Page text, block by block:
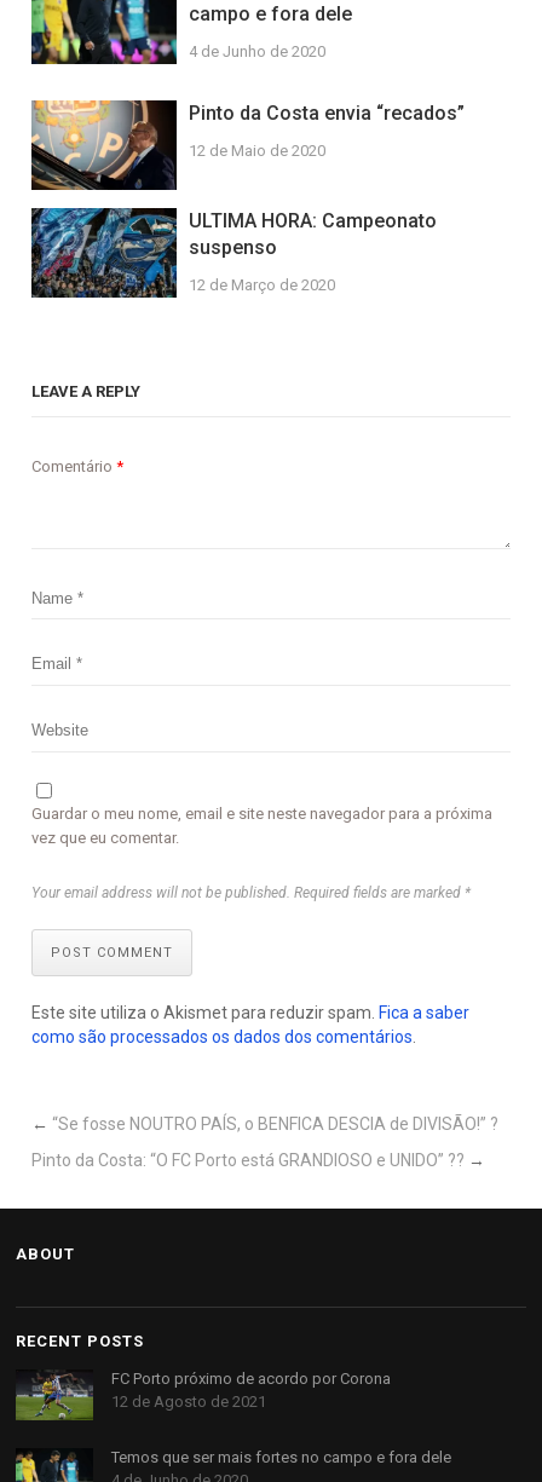
campo e fora dele
4 de Junho de 2020
Pinto da Costa envia “recados”
12 de Maio de 2020
ULTIMA HORA: Campeonato
suspenso
12 de Março de 2020
LEAVE A REPLY
Comentário*
Guardar o meu nome, email e site neste navegador para a próxima
vez que eu comentar.
Your email address will not be published. Required fields are marked *
POST COMMENT
Este site utiliza o Akismet para reduzir spam. Fica a saber
como são processados os dados dos comentários
← “Se fosse NOUTRO PAÍS, o BENFICA DESCIA de DIVISÃO!” ?
Pinto da Costa: “O FC Porto está GRANDIOSO e UNIDO” ?? →
ABOUT
RECENT POSTS
FC Porto próximo de acordo por Corona
12 de Agosto de 2021
Temos que ser mais fortes no campo e fora dele